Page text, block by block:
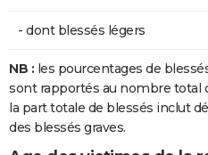
- dont blessés légers
NB : les pourcentages de
sont rapportés au nombre total
la part totale de blessés inclut
des blessés graves.